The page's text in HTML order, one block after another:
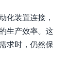
化装置连接，
生产效率。这
求时，仍然保